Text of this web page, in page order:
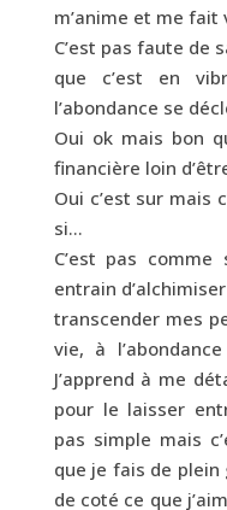
m’anime et me fait
C’est pas faute de
que c’est en
l’abondance se
Oui ok mais bon
financière loin
Oui c’est sur mais
si…
C’est pas
entrain
transcender mes
vie, à
J’apprend à me
pour le laisser
pas simple mais
que je fais de plein
de coté ce que